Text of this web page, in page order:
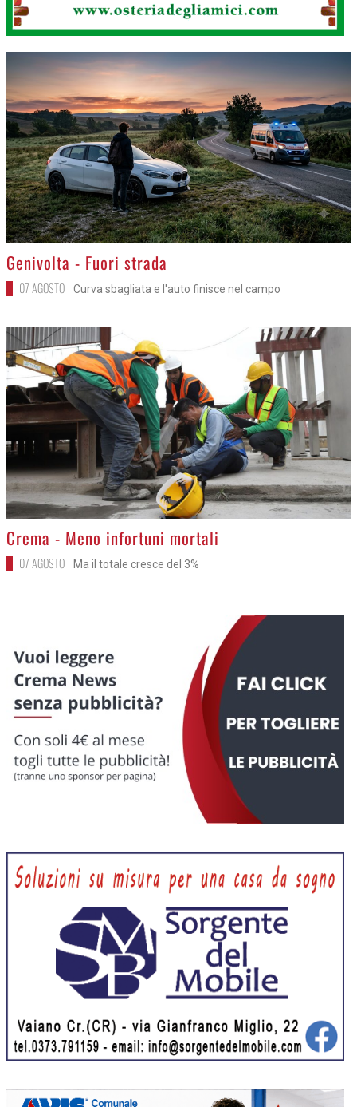
>
Genivolta - Fuori strada
07 AGOSTO Curva sbagliata e l'auto finisce nel campo
>
Crema - Meno infortuni mortali
07 AGOSTO Ma il totale cresce del 3%